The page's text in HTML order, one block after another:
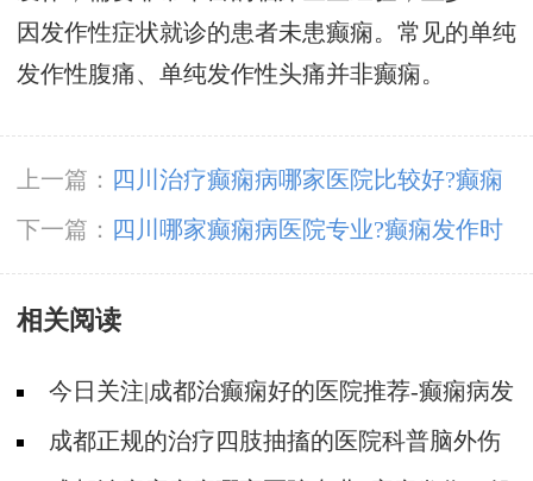
因发作性症状就诊的患者未患癫痫。常见的单纯
发作性腹痛、单纯发作性头痛并非癫痫。
上一篇：
四川治疗癫痫病哪家医院比较好?癫痫
患者怎样调节用药?
下一篇：
四川哪家癫痫病医院专业?癫痫发作时
的急救方法有哪些?
相关阅读
今日关注|成都治癫痫好的医院推荐-癫痫病发
作的症状是什么?
成都正规的治疗四肢抽搐的医院科普脑外伤